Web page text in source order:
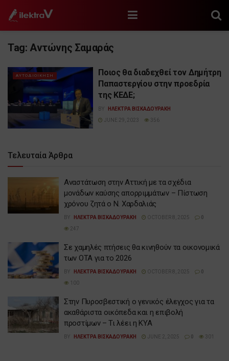
Tag: Αντώνης Σαμαράς
ΑΥΤΟΔΙΟΙΚΗΣΗ
Ποιος θα διαδεχθεί τον Δημήτρη
Παπαστεργίου στην προεδρία
της ΚΕΔΕ;
BY
ΗΛΕΚΤΡΑ ΒΙΣΚΑΔΟΥΡΑΚΗ
JUNE 29, 2023
356
Τελευταία Άρθρα
Αναστάτωση στην Αττική με τα σχέδια
μονάδων καύσης απορριμμάτων – Πίστωση
χρόνου ζητά ο Ν. Χαρδαλιάς
BY ΗΛΕΚΤΡΑ ΒΙΣΚΑΔΟΥΡΑΚΗ OCTOBER 8, 2025
247
Σε χαμηλές πτήσεις θα κινηθούν τα οικονομικά
των ΟΤΑ για το 2026
BY ΗΛΕΚΤΡΑ ΒΙΣΚΑΔΟΥΡΑΚΗ OCTOBER 8, 2025
100
Στην Πυροσβεστική ο γενικός έλεγχος για τα
ακαθάριστα οικόπεδα και η επιβολή
προστίμων – Τι λέει η ΚΥΑ
BY ΗΛΕΚΤΡΑ ΒΙΣΚΑΔΟΥΡΑΚΗ JUNE 2, 2025 301